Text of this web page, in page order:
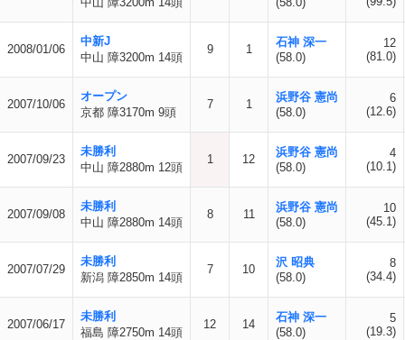
2008/01/06
中新J
中山 障3200m 14頭
9 1
石神 深一
(58.0)
12
(81.0)
2007/10/06
オープン
京都 障3170m 9頭
7 1
浜野谷 憲尚
(58.0)
6
(12.6)
2007/09/23
未勝利
中山 障2880m 12頭
1 12
浜野谷 憲尚
(58.0)
4
(10.1)
2007/09/08
未勝利
中山 障2880m 14頭
8 11
浜野谷 憲尚
(58.0)
10
(45.1)
2007/07/29
未勝利
新潟 障2850m 14頭
7 10
沢 昭典
(58.0)
8
(34.4)
2007/06/17
未勝利
福島 障2750m 14頭
12 14
石神 深一
(58.0)
5
(19.3)